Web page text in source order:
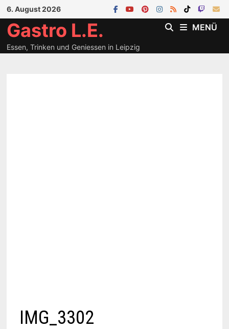
Zum
Inhalt
springen
6. August 2026
Gastro L.E.
Essen, Trinken und Geniessen in Leipzig
MENÜ
IMG_3302